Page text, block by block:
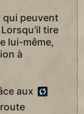
qui peuvent
tire
lui-même,
à
aux
route